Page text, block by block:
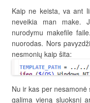
Kaip ne keista, va ant
neveikia man make.
nurodymu makefile
nuorodas. Nors
nesmonių kaip šita:
Nu ir kas per
galima vieną sluoksnį